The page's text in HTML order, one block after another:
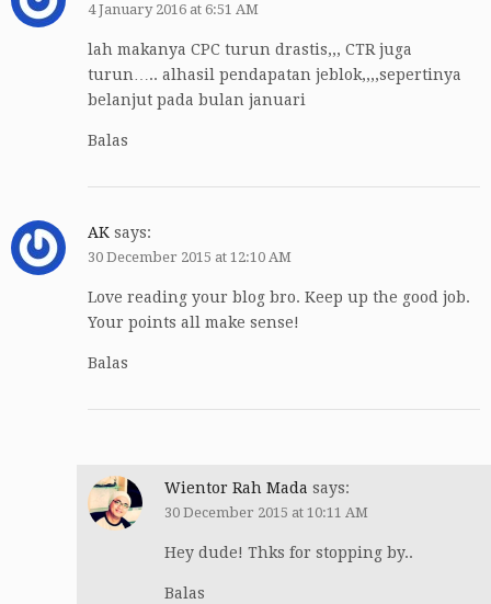
4 January 2016 at 6:51 AM
lah makanya CPC turun drastis,,, CTR juga
turun….. alhasil pendapatan jeblok,,,,sepertinya
belanjut pada bulan januari
Balas
AK says:
30 December 2015 at 12:10 AM
Love reading your blog bro. Keep up the good job.
Your points all make sense!
Balas
Wientor Rah Mada says:
30 December 2015 at 10:11 AM
Hey dude! Thks for stopping by..
Balas